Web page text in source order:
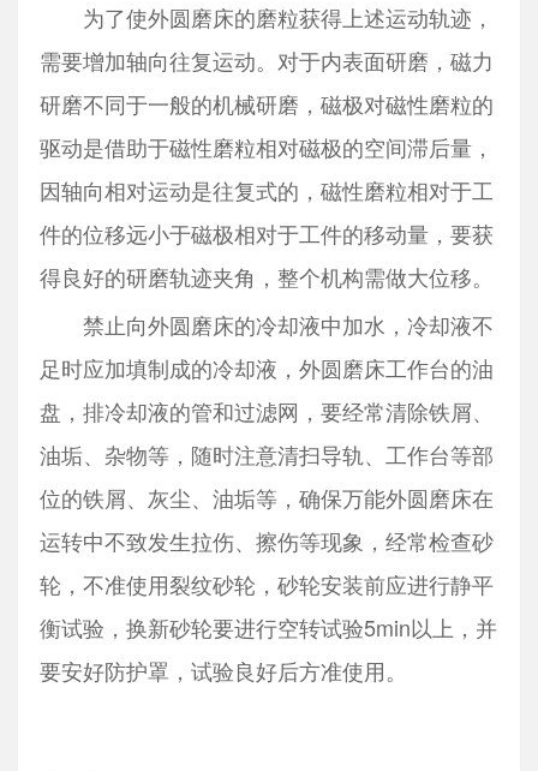
为了使外圆磨床的磨粒获得上述运动轨迹，
需要增加轴向往复运动。对于内表面研磨，磁力
研磨不同于一般的机械研磨，磁极对磁性磨粒的
驱动是借助于磁性磨粒相对磁极的空间滞后量，
因轴向相对运动是往复式的，磁性磨粒相对于工
件的位移远小于磁极相对于工件的移动量，要获
得良好的研磨轨迹夹角，整个机构需做大位移。
禁止向外圆磨床的冷却液中加水，冷却液不
足时应加填制成的冷却液，外圆磨床工作台的油
盘，排冷却液的管和过滤网，要经常清除铁屑、
油垢、杂物等，随时注意清扫导轨、工作台等部
位的铁屑、灰尘、油垢等，确保万能外圆磨床在
运转中不致发生拉伤、擦伤等现象，经常检查砂
轮，不准使用裂纹砂轮，砂轮安装前应进行静平
衡试验，换新砂轮要进行空转试验5min以上，并
要安好防护罩，试验良好后方准使用。